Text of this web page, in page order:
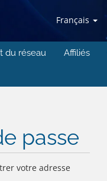
Français
du réseau Affiliés
passe
votre adresse